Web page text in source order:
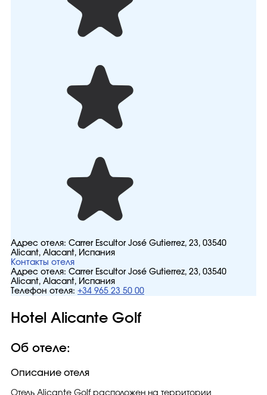
Адрес отеля: Carrer Escultor José Gutierrez, 23, 03540
Alicant, Alacant, Испания
Контакты отеля
Адрес отеля: Carrer Escultor José Gutierrez, 23, 03540
Alicant, Alacant, Испания
Телефон отеля: +34 965 23 50 00
Hotel Alicante Golf
Об отеле:
Описание отеля
Отель Alicante Golf расположен на территории